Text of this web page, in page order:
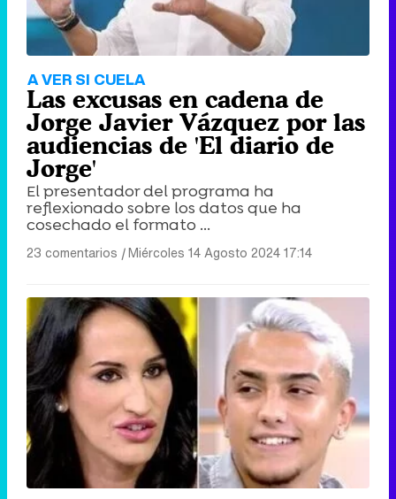
A VER SI CUELA
Las excusas en cadena de
Jorge Javier Vázquez por las
audiencias de 'El diario de
Jorge'
El presentador del programa ha
reflexionado sobre los datos que ha
cosechado el formato ...
23 comentarios |Miércoles 14 Agosto 2024 17:14